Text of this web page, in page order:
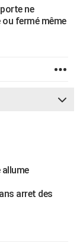
ne
fermé même
arret des